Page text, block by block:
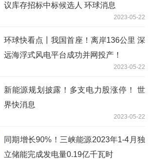
议库存招标中标候选人 环球消息
2023-05-22
环球快看点丨我国首座！离岸136公里 深
远海浮式风电平台成功并网投产！
2023-05-22
新能源规划披露！多支电力股涨停！ 世
界快消息
2023-05-22
同期增长90%！三峡能源2023年1-4月独
立储能完成发电量0.19亿千瓦时